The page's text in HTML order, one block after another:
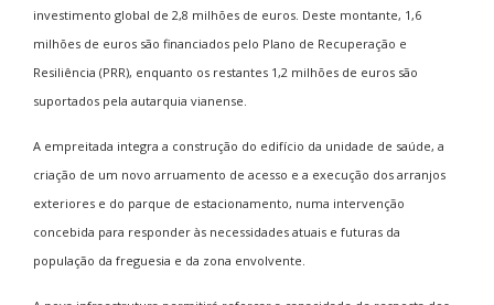
investimento global de 2,8 milhões de euros. Deste montante, 1,6
milhões de euros são financiados pelo Plano de Recuperação e
Resiliência (PRR), enquanto os restantes 1,2 milhões de euros são
suportados pela autarquia vianense.
A empreitada integra a construção do edifício da unidade de saúde, a
criação de um novo arruamento de acesso e a execução dos arranjos
exteriores e do parque de estacionamento, numa intervenção
concebida para responder às necessidades atuais e futuras da
população da freguesia e da zona envolvente.